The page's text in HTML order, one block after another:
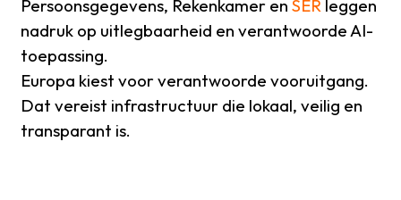
Persoonsgegevens, Rekenkamer enSER leggen
nadruk op uitlegbaarheid en verantwoorde AI-
toepassing.
Europa kiest voor verantwoorde vooruitgang.
Dat vereist infrastructuur die lokaal, veilig en
transparant is.